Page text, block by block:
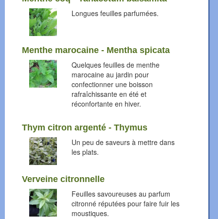
Longues feuilles parfumées.
Menthe marocaine - Mentha spicata
Quelques feuilles de menthe
marocaine au jardin pour
confectionner une boisson
rafraîchissante en été et
réconfortante en hiver.
Thym citron argenté - Thymus
Un peu de saveurs à mettre dans
les plats.
Verveine citronnelle
Feuilles savoureuses au parfum
citronné réputées pour faire fuir les
moustiques.